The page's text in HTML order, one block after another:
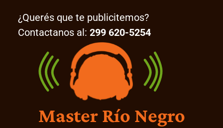
¿Querés que te publicitemos?
Contactanos al: 299 620-5254
Master Río Negro